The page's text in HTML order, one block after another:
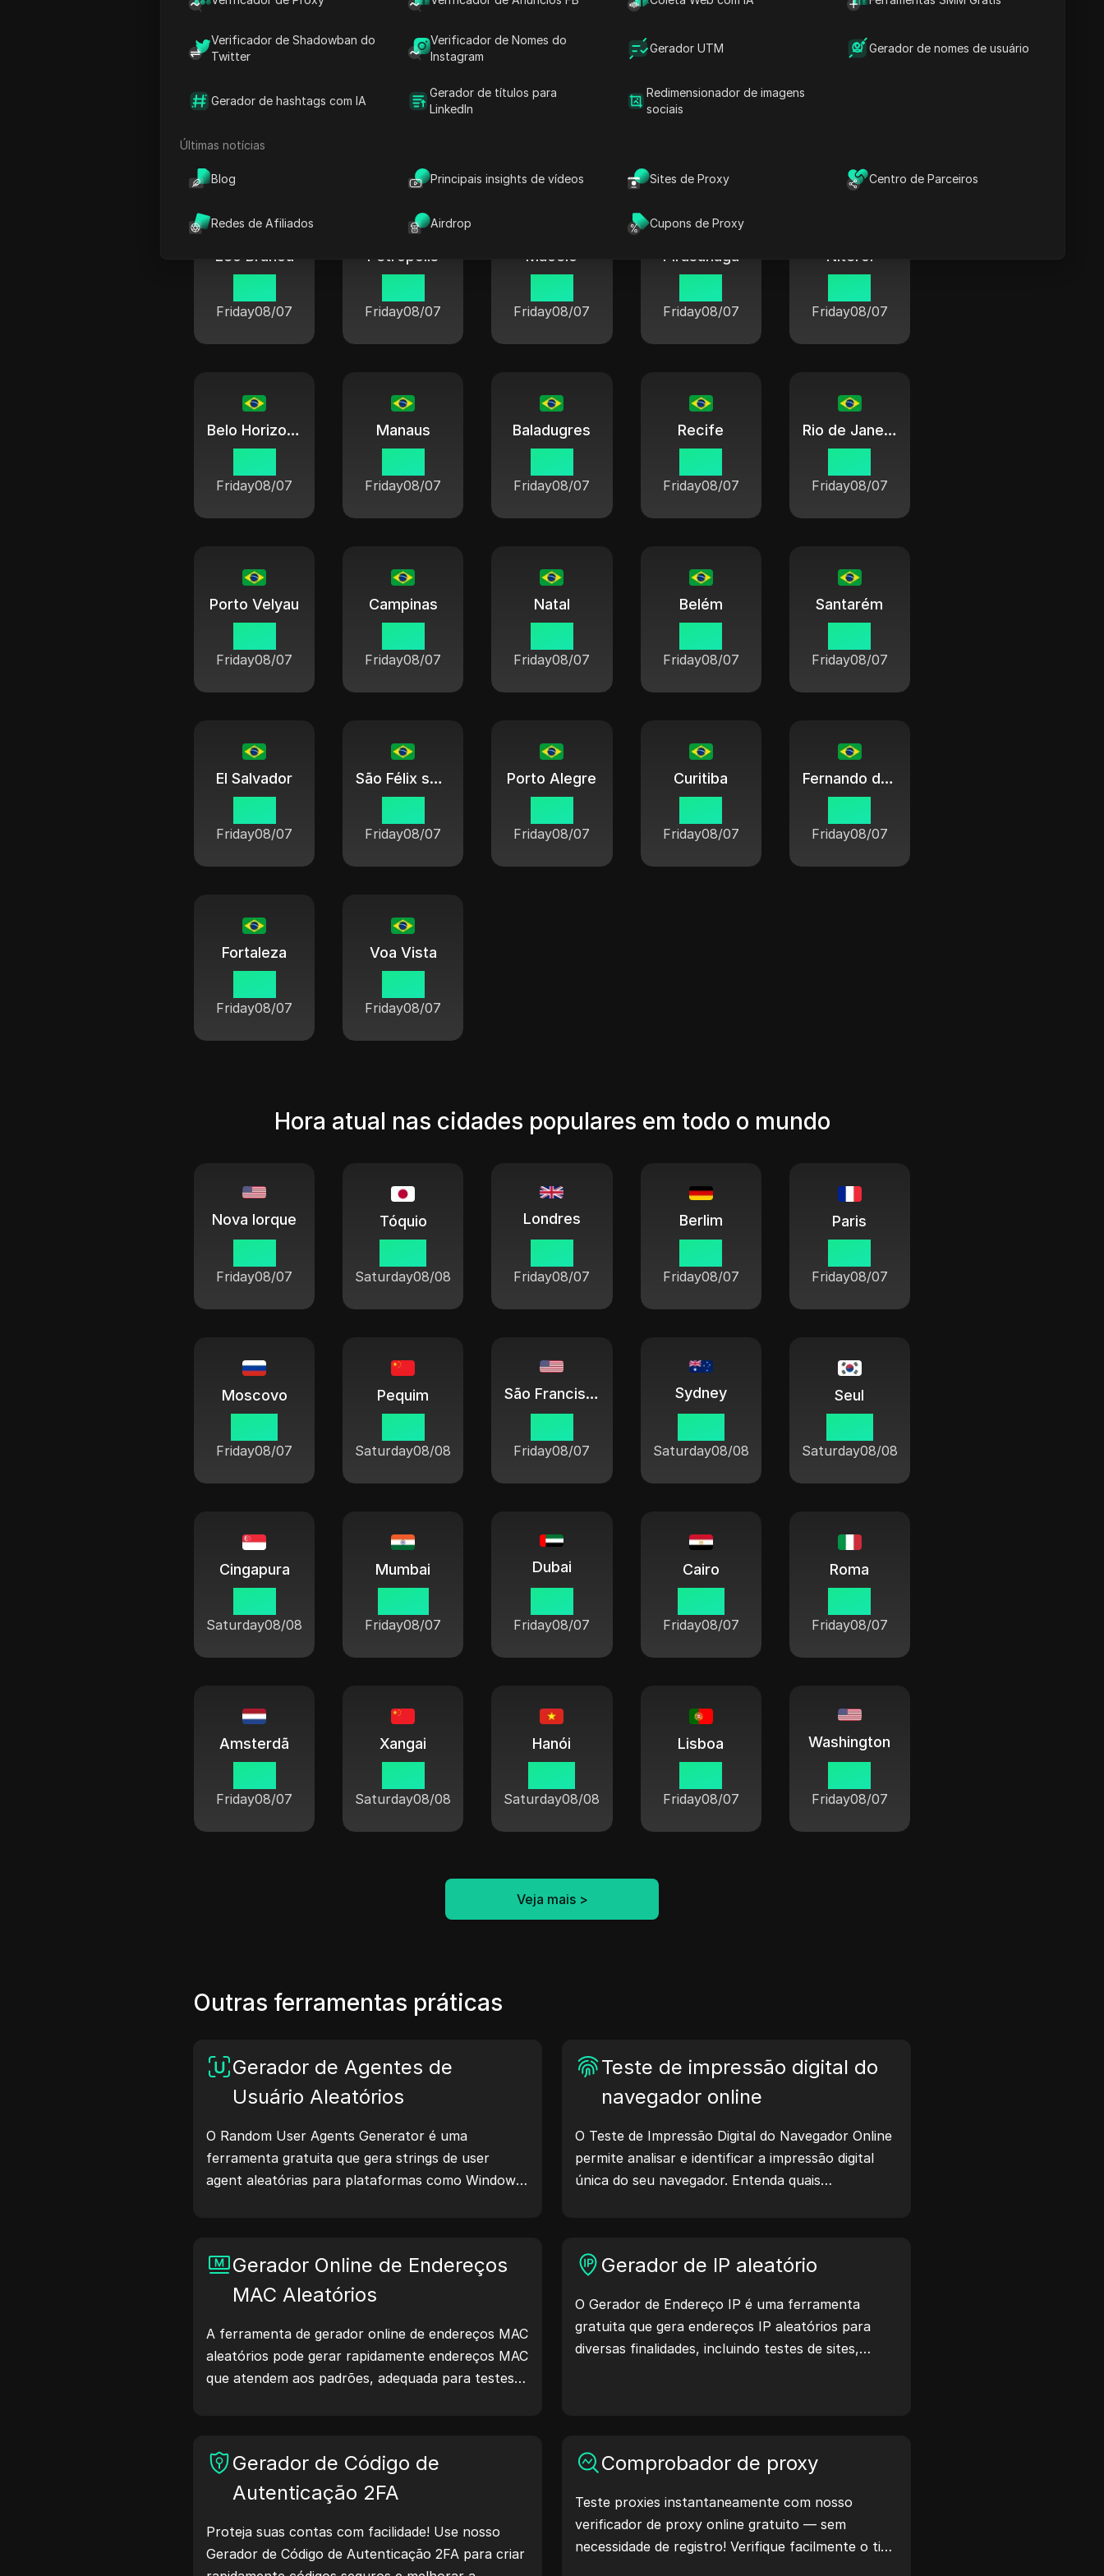
Verificador de Shadowban do
Twitter
Verificador de Nomes do
Instagram
Gerador UTM Gerador de nomes de usuário
Gerador de hashtags com IA
Gerador de títulos para
LinkedIn
Redimensionador de imagens
sociais
Últimas notícias
Blog Principais insights de vídeos Sites de Proxy Centro de Parceiros
Redes de Afiliados Airdrop Cupons de Proxy
Friday
14 15 14 15
Leo Brancu
Friday08/07
Petrópolis
Friday08/07
Maceió
Friday08/07
Pirasunaga
Friday08/07
Niterói
Friday08/07
Belo Horizonte
Friday08/07
Manaus
Friday08/07
Baladugres
Friday08/07
Recife
Friday08/07
Rio de Janeiro
Friday08/07
Porto Velyau
Friday08/07
Campinas
Friday08/07
Natal
Friday08/07
Belém
Friday08/07
Santarém
Friday08/07
El Salvador
Friday08/07
São Félix sur Shengu
Friday08/07
Porto Alegre
Friday08/07
Curitiba
Friday08/07
Fernando de Noronha
Friday08/07
Fortaleza
Friday08/07
Voa Vista
Friday08/07
Hora atual nas cidades populares em todo o mundo
Nova Iorque
Friday08/07
Tóquio
Saturday08/08
Londres
Friday08/07
Berlim
Friday08/07
Paris
Friday08/07
Moscovo
Friday08/07
Pequim
Saturday08/08
São Francisco
Friday08/07
Sydney
Saturday08/08
Seul
Saturday08/08
Cingapura
Saturday08/08
Mumbai
Friday08/07
Dubai
Friday08/07
Cairo
Friday08/07
Roma
Friday08/07
Amsterdã
Friday08/07
Xangai
Saturday08/08
Hanói
Saturday08/08
Lisboa
Friday08/07
Washington
Friday08/07
Veja mais>
Outras ferramentas práticas
Gerador de Agentes de
Usuário Aleatórios
O Random User Agents Generator é uma
ferramenta gratuita que gera strings de user
agent aleatórias para plataformas como Windows,
de sites, verificação de compatibilidade e
otimização de desenvolvimento. Simplifique seus
hoje mesmo!
Teste de impressão digital do
navegador online
O Teste de Impressão Digital do Navegador Online
permite analisar e identificar a impressão digital
única do seu navegador. Entenda quais
Gerador Online de Endereços
MAC Aleatórios
A ferramenta de gerador online de endereços MAC
aleatórios pode gerar rapidamente endereços MAC
que atendem aos padrões, adequada para testes
Gerador de IP aleatório
O Gerador de Endereço IP é uma ferramenta
gratuita que gera endereços IP aleatórios para
diversas finalidades, incluindo testes de sites,
geolocalização, verificar privacidade e muito mais.
processo de desenvolvimento — gere endereços
IP agora mesmo!
Gerador de Código de
Autenticação 2FA
Proteja suas contas com facilidade! Use nosso
Gerador de Código de Autenticação 2FA para criar
Comprobador de proxy
Teste proxies instantaneamente com nosso
verificador de proxy online gratuito — sem
necessidade de registro! Verifique facilmente o tipo